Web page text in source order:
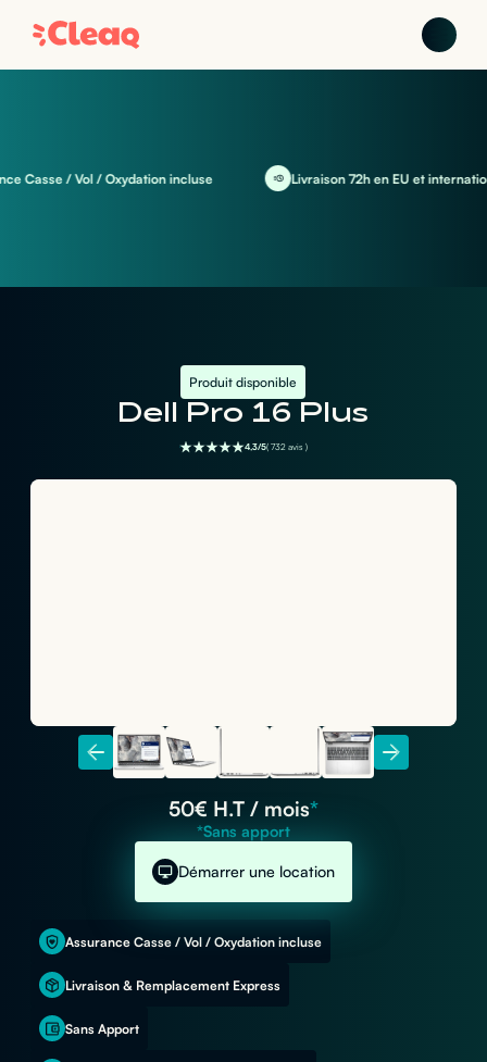
/ Vol / Oxydation incluse Livraison 72h en EU et international
Produit disponible
Dell Pro 16 Plus
4,3/5( 732 avis )
50€ H.T / mois*
*Sans apport
Assurance Casse / Vol / Oxydation incluse
Livraison & Remplacement Express
Sans Apport
Démarrer une location